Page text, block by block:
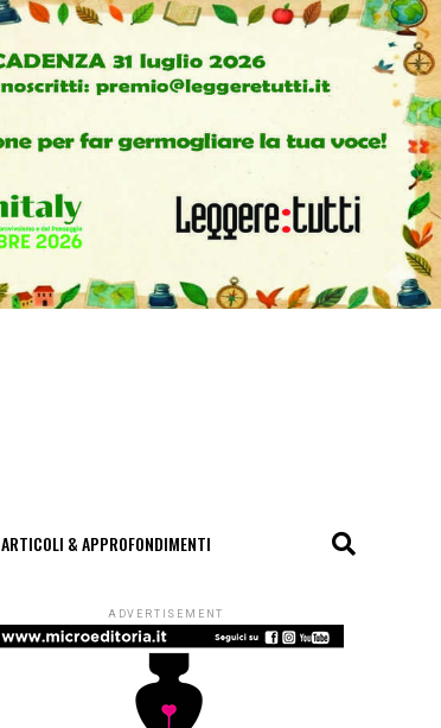
ARTICOLI & APPROFONDIMENTI
ADVERTISEMENT